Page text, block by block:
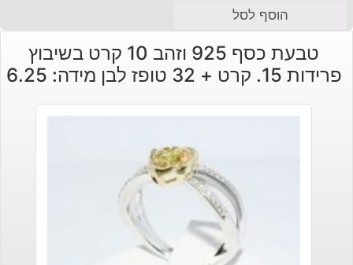
הוסף לסל
טבעת כסף 925 וזהב 10 קרט בשיבוץ
פרידות 15. קרט + 32 טופז לבן מידה: 6.25